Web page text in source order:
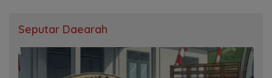
Seputar Daearah